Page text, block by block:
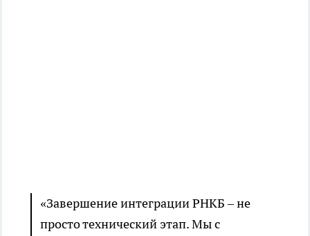
«Завершение интеграции РНКБ – не
просто технический этап. Мы с